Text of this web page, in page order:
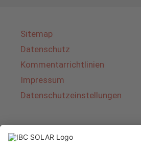
Sitemap
Datenschutz
Kommentarrichtlinien
Impressum
Datenschutzeinstellungen
Über IBC SOLAR